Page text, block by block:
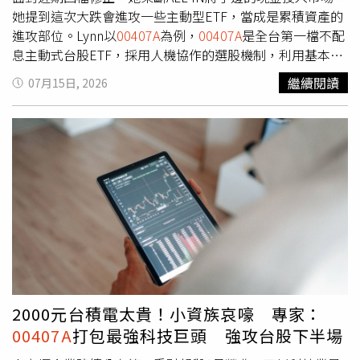
她提到這次大跌會進攻一些主動型ETF，當成是累積資產的
進攻部位。Lynn以00407A為例， 00407A是全台第一檔不配
息主動式台股ETF，採用人機協作的選股機制，利用基本面
研究搭配量化選股工具，提升投資紀律與決策效率，且標的
採取不配息機制，配息會自動再投入，避免配息花掉、自動
長期複利，也具有稅務優勢，可避免因收到股利多繳稅或是
二代健保。她接著分析，
採用「Quantamental」量
化基本面模式，也就是前面提到的「人機協作」方式，結合
了「趨勢洞察力」、「全球視野力」、「價值發現力」與
「因子導航力」四大核心能力。經理團隊不僅能精準發掘股
價與企業內在價值不相符的被低估標的，還能使用多因子模
型動態優化投資組合並做到汰弱留強，Lynn認為在面臨市場
多空交替與劇烈波動的修正市況下，專業的選股與主動判斷
顯得尤為重要，研究團隊會根據總體經濟、產業趨勢以及個
股獲利成長性來進行動態調整，不被特定指數綁住，主動追
求超越大盤的報酬。從最新公布的前十大持股來看，
00407A的成分股均為具備深厚技術實力的台股大型產業龍
頭，高度聚焦於 AI 領域中的晶片與關鍵基礎建設，包含台
07月15日, 2026 繼續閱讀
2000元台積電太貴！小資族哀嚎 專家：
00407A打包最強科技巨頭 強攻台股下半場